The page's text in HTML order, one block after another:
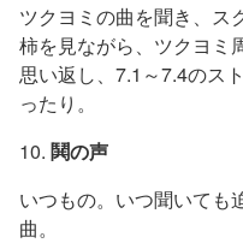
ツクヨミの曲を聞き、ス
柿を見ながら、ツクヨミ
思い返し、7.1～7.4のス
ったり。
10. 鬨の声
いつもの。いつ聞いても
曲。